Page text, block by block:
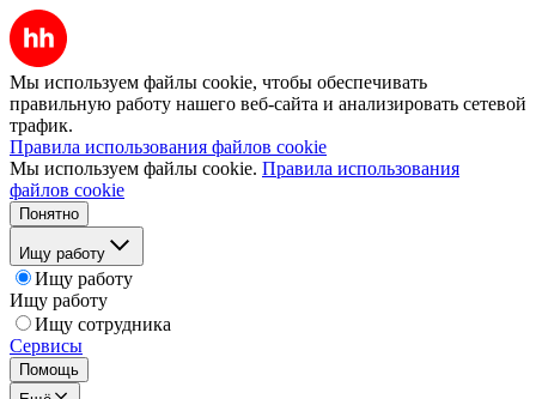
Мы используем файлы cookie, чтобы обеспечивать
правильную работу нашего веб-сайта и анализировать сетевой
трафик.
Правила использования файлов cookie
Мы используем файлы cookie. Правила использования
файлов cookie
Понятно
Ищу работу
Ищу работу
Ищу работу
Ищу сотрудника
Сервисы
Помощь